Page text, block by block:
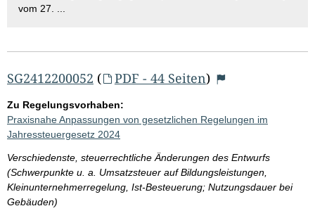
vom 27. ...
SG2412200052 ( PDF - 44 Seiten)
Zu Regelungsvorhaben:
Praxisnahe Anpassungen von gesetzlichen Regelungen im
Jahressteuergesetz 2024
Verschiedenste, steuerrechtliche Änderungen des Entwurfs
(Schwerpunkte u. a. Umsatzsteuer auf Bildungsleistungen,
Kleinunternehmerregelung, Ist-Besteuerung; Nutzungsdauer bei
Gebäuden)